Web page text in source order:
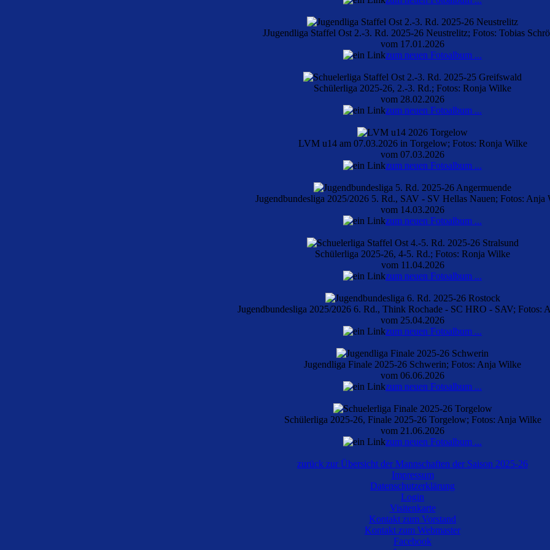
JJugendliga Staffel Ost 2.-3. Rd. 2025-26 Neustrelitz; Fotos: Tobias
vom 17.01.2026
zum neuen Fotoalbum ...
Schülerliga 2025-26, 2.-3. Rd.; Fotos: Ronja Wilke
vom 28.02.2026
zum neuen Fotoalbum ...
LVM u14 am 07.03.2026 in Torgelow; Fotos: Ronja Wilke
vom 07.03.2026
zum neuen Fotoalbum ...
Jugendbundesliga 2025/2026 5. Rd., SAV - SV Hellas Nauen; Fotos: Anja
vom 14.03.2026
zum neuen Fotoalbum ...
Schülerliga 2025-26, 4-5. Rd.; Fotos: Ronja Wilke
vom 11.04.2026
zum neuen Fotoalbum ...
Jugendbundesliga 2025/2026 6. Rd., Think Rochade - SC HRO - SAV; Fotos:
vom 25.04.2026
zum neuen Fotoalbum ...
Jugendliga Finale 2025-26 Schwerin; Fotos: Anja Wilke
vom 06.06.2026
zum neuen Fotoalbum ...
Schülerliga 2025-26, Finale 2025-26 Torgelow; Fotos: Anja Wilke
vom 21.06.2026
zum neuen Fotoalbum ...
zurück zur Übersicht der Mannschaften der Saison 2025-26
Impressum
Datenschutzerklärung
Login
Visitenkarte
Kontakt zum Vorstand
Kontakt zum Webmaster
Facebook